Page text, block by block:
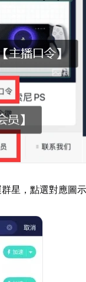
星，點選對應圖